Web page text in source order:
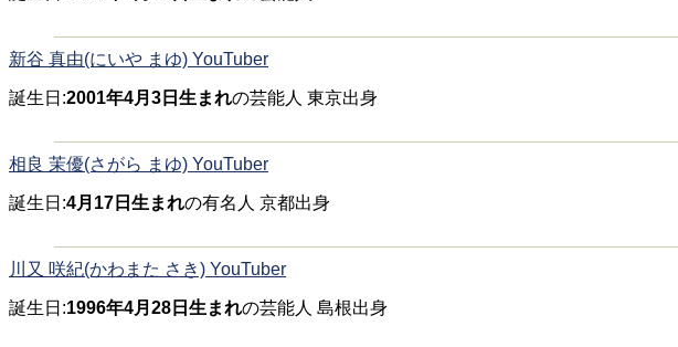
新谷 真由(にいや まゆ) YouTuber
誕生日:2001年4月3日生まれの芸能人 東京出身
相良 茉優(さがら まゆ) YouTuber
誕生日:4月17日生まれの有名人 京都出身
川又 咲紀(かわまた さき) YouTuber
誕生日:1996年4月28日生まれの芸能人 島根出身